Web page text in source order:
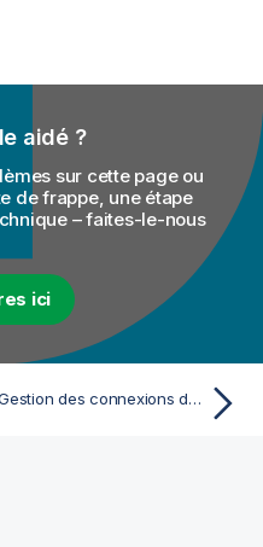
aidé ?
sur cette page ou
de frappe, une étape
– faites-le-nous
ici
Gestion des connexions dans le Studio Talend